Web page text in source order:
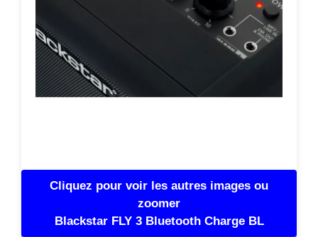
Cliquez pour voir les autres images ou
zoomer
Blackstar FLY 3 Bluetooth Charge BL